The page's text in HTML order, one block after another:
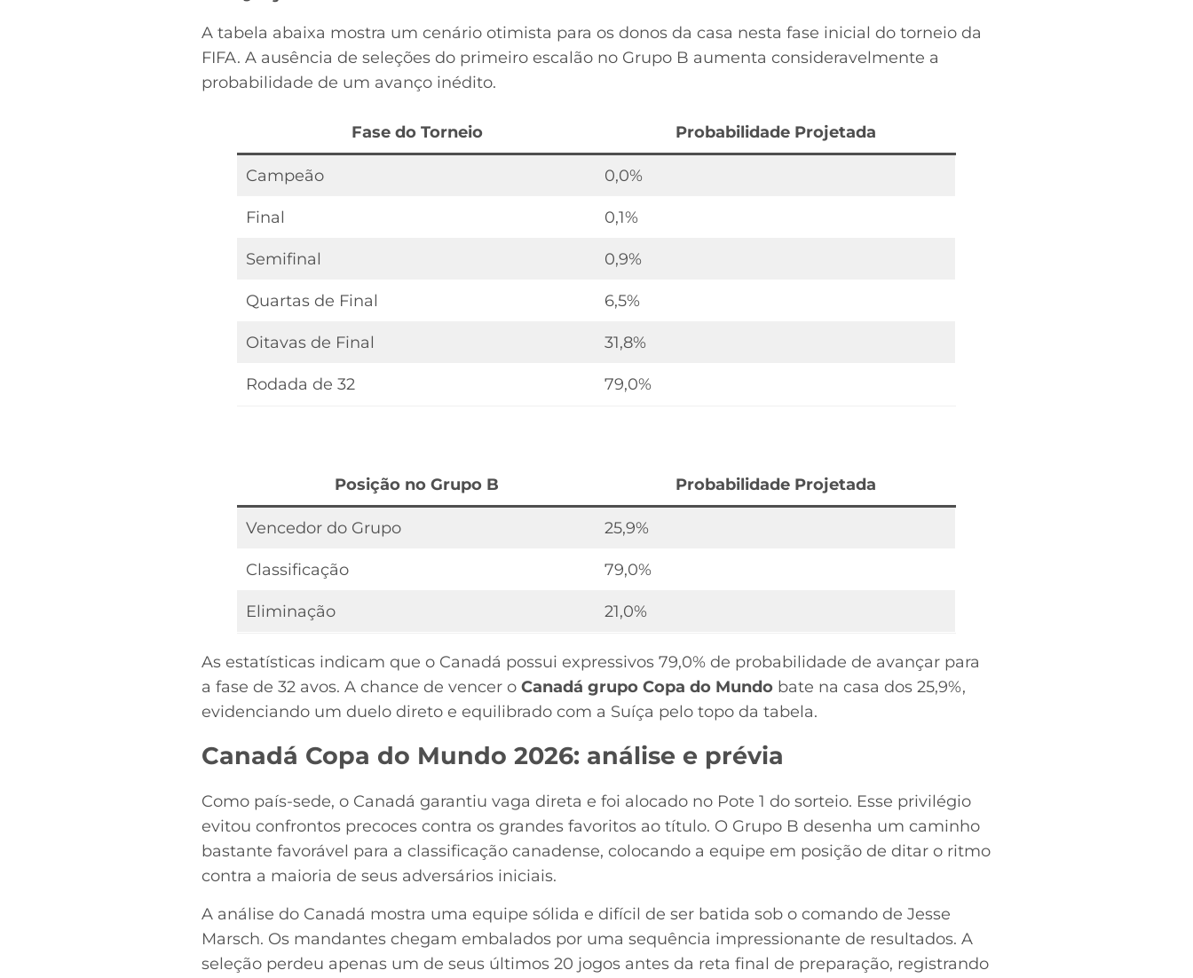
A tabela abaixa mostra um cenário otimista para os donos da casa nesta fase inicial do torneio da
FIFA. A ausência de seleções do primeiro escalão no Grupo B aumenta consideravelmente a
probabilidade de um avanço inédito.
Fase do Torneio Probabilidade Projetada
Campeão 0,0%
Final 0,1%
Semifinal 0,9%
Quartas de Final 6,5%
Oitavas de Final 31,8%
Rodada de 32 79,0%
Posição no Grupo B Probabilidade Projetada
Vencedor do Grupo 25,9%
Classificação 79,0%
Eliminação 21,0%
As estatísticas indicam que o Canadá possui expressivos 79,0% de probabilidade de avançar para
a fase de 32 avos. A chance de vencer o Canadá grupo Copa do Mundo bate na casa dos 25,9%,
evidenciando um duelo direto e equilibrado com a Suíça pelo topo da tabela.
Canadá Copa do Mundo 2026: análise e prévia
Como país-sede, o Canadá garantiu vaga direta e foi alocado no Pote 1 do sorteio. Esse privilégio
evitou confrontos precoces contra os grandes favoritos ao título. O Grupo B desenha um caminho
bastante favorável para a classificação canadense, colocando a equipe em posição de ditar o ritmo
contra a maioria de seus adversários iniciais.
A análise do Canadá mostra uma equipe sólida e difícil de ser batida sob o comando de Jesse
Marsch. Os mandantes chegam embalados por uma sequência impressionante de resultados. A
seleção perdeu apenas um de seus últimos 20 jogos antes da reta final de preparação, registrando